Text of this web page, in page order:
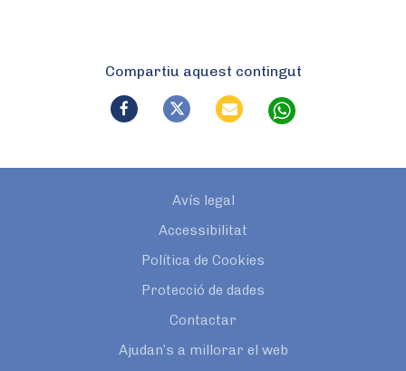
Compartiu aquest contingut
Avís legal
Accessibilitat
Política de Cookies
Protecció de dades
Contactar
Ajudan’s a millorar el web